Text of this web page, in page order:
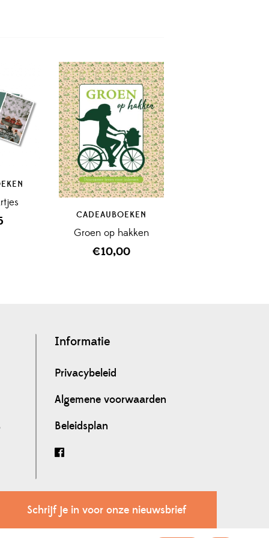
CADEAUBOEKEN
Groen op hakken
€10,00
Informatie
Privacybeleid
Algemene voorwaarden
Beleidsplan
Schrijf je in voor onze nieuwsbrief